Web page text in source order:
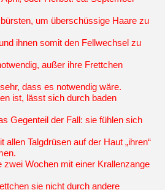
um überschüssige Haare zu
ihnen somit den Fellwechsel zu
außer ihre Frettchen
dass es notwendig wäre.
ist, lässt sich durch baden
Gegenteil der Fall: sie fühlen sich
allen Talgdrüsen auf der Haut „ihren“
zwei Wochen mit einer Krallenzange
sie nicht durch andere